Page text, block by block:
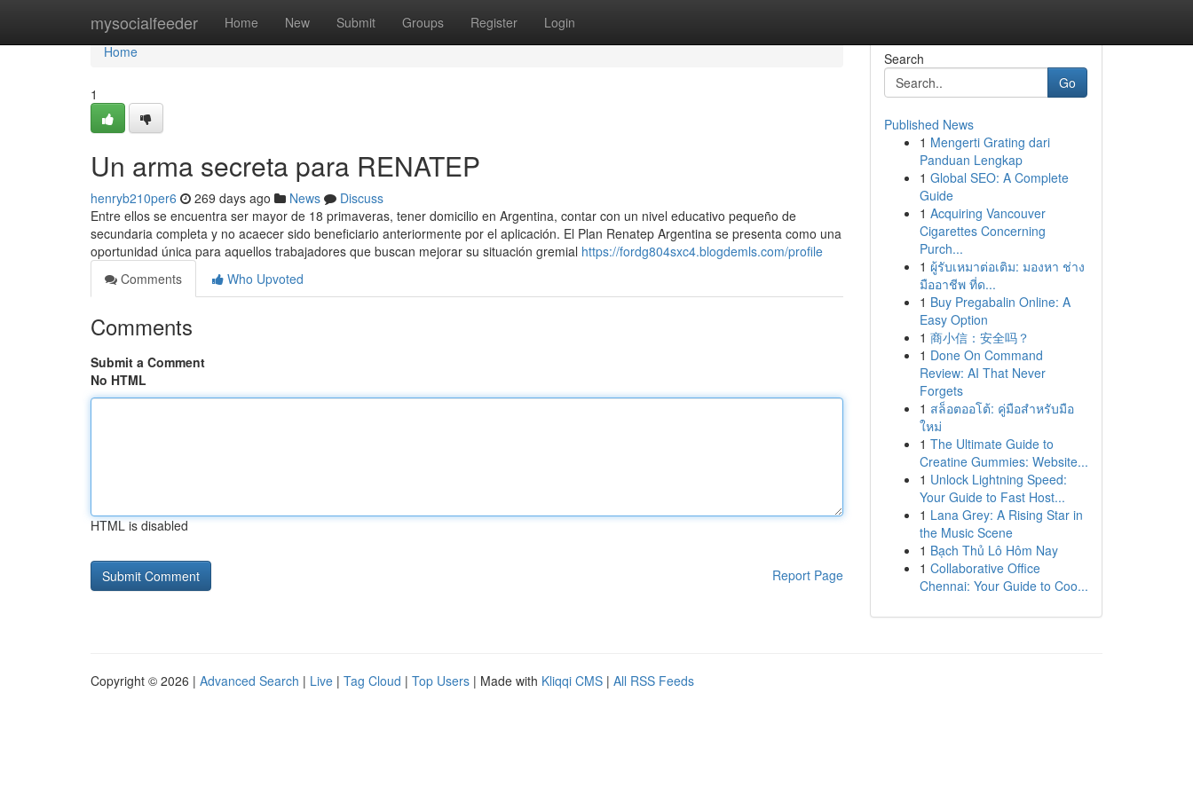
mysocialfeeder Home New Submit Groups Register Login
Home
Home
1
Un arma secreta para RENATEP
henryb210per6 269 days ago News
Discuss
Entre ellos se encuentra ser mayor de 18 primaveras, tener domicilio en Argentina, contar con un nivel educativo pequeño de
secundaria completa y no acaecer sido beneficiario anteriormente por el aplicación. El Plan Renatep Argentina se presenta como una
oportunidad única para aquellos trabajadores que buscan mejorar su situación gremial https://fordg804sxc4.blogdemls.com/profile
Comments
Who Upvoted
Comments
Submit a Comment
No HTML
HTML is disabled
Report Page
Search
Go
Published News
1 Mengerti Grating dari
Panduan Lengkap
1 Global SEO: A Complete
Guide
1 Acquiring Vancouver
Cigarettes Concerning
Purch...
1 ผู้รับเหมาต่อเติม: มองหา ช่าง
มืออาชีพ ที่ด...
1 Buy Pregabalin Online: A
Easy Option
1 商小信：安全吗？
1 Done On Command
Review: AI That Never
Forgets
1 สล็อตออโต้: คู่มือสำหรับมือ
ใหม่
1 The Ultimate Guide to
Creatine Gummies: Website...
1 Unlock Lightning Speed:
Your Guide to Fast Host...
1 Lana Grey: A Rising Star in
the Music Scene
1 Bạch Thủ Lô Hôm Nay
1 Collaborative Office
Chennai: Your Guide to Coo...
Copyright © 2026 | Advanced Search | Live | Tag Cloud | Top Users | Made with Kliqqi CMS | All RSS Feeds